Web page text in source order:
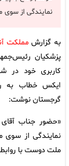
نمایندگی از
به گزارشمملکت
پزشکیان
کاربری خود در
ایکس خطاب به
گرجستان نوشت:
«حضور جناب آقای
نمایندگی از سوی
ملت دوست با روابطی ۳۰۰۰ ساله درخشان خواهد